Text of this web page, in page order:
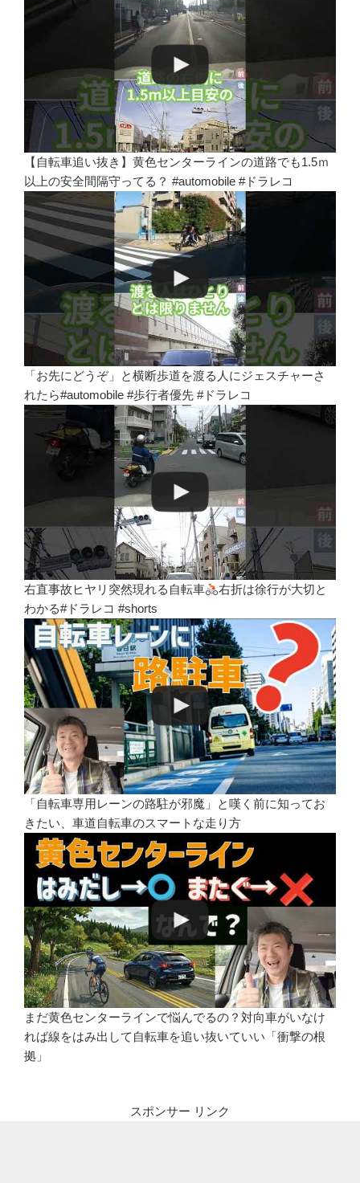
【自転車追い抜き】黄色センターラインの道路でも1.5ｍ
以上の安全間隔守ってる？ #automobile #ドラレコ
「お先にどうぞ」と横断歩道を渡る人にジェスチャーさ
れたら#automobile #歩行者優先 #ドラレコ
右直事故ヒヤリ突然現れる自転車
右折は徐行が大切と
わかる#ドラレコ #shorts
「自転車専用レーンの路駐が邪魔」と嘆く前に知ってお
きたい、車道自転車のスマートな走り方
まだ黄色センターラインで悩んでるの？対向車がいなけ
れば線をはみ出して自転車を追い抜いていい「衝撃の根
拠」
スポンサー リンク